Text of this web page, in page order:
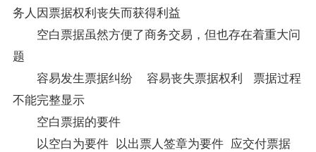
务人因票据权利丧失而获得利益
空白票据虽然方便了商务交易，但也存在着重大问
题
容易发生票据纠纷 容易丧失票据权利 票据过程
不能完整显示
空白票据的要件
以空白为要件 以出票人签章为要件 应交付票据